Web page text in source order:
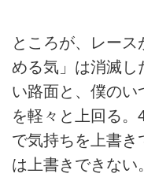
ところが、レー
める気」は消滅し
い路面と、僕のい
を軽々と上回る
で気持ちを上書き
は上書きできない